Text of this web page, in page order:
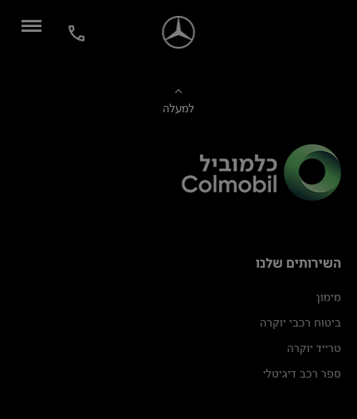
למעלה
השירותים שלנו
מימון
ביטוח רכבי יוקרה
טרייד יוקרה
ספר רכב דיגיטלי